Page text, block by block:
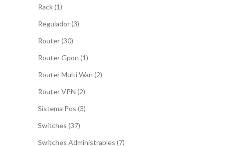
Rack 11
Regulador 33
Router 3030
Router Gpon 11
Router Multi Wan 22
Router VPN 22
Sistema Pos 33
Switches 3737
Switches Administrables 77